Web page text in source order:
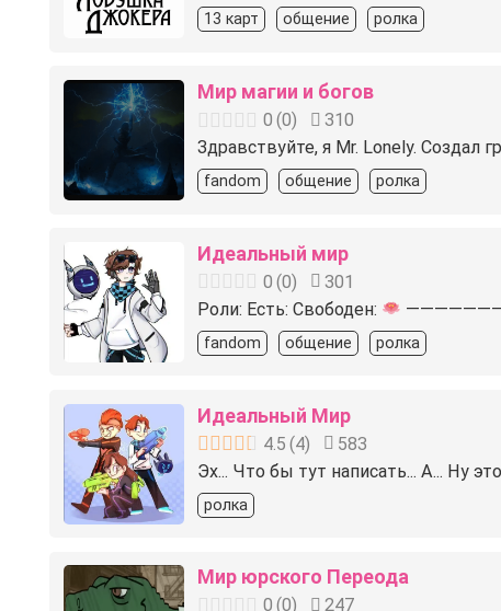
13 карт общение ролка
Мир магии и богов
0 (0)
310
Здравствуйте, я Mr. Lonely.
fandom общение ролка
Идеальный мир
0 (0)
301
Роли: Есть: Свободен:
————————
fandom общение ролка
Идеальный Мир
4.5 (4)
583
Эх... Что бы тут написать... А... Ну
ролка
Мир юрского Переода
0 (0)
247